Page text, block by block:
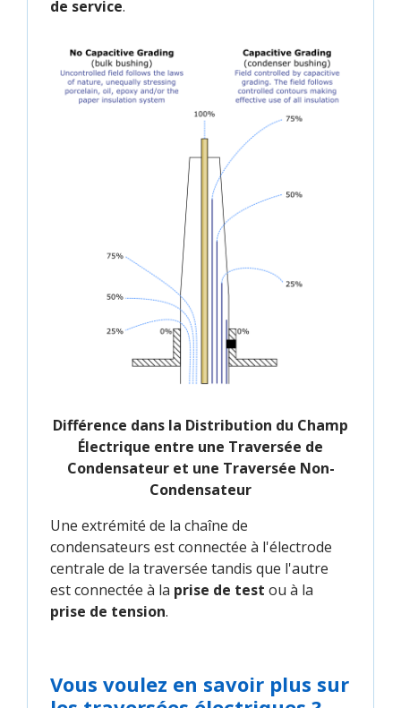
de service.
Différence dans la Distribution du Champ
Électrique entre une Traversée de
Condensateur et une Traversée Non-
Condensateur
Une extrémité de la chaîne de
condensateurs est connectée à l'électrode
centrale de la traversée tandis que l'autre
est connectée à la prise de test ou à la
prise de tension.
Vous voulez en savoir plus sur